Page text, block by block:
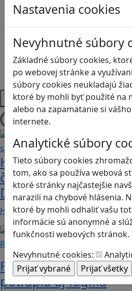
Nastavenia cookies
Nevyhnutné súbory
Základné súbory cookies,
po webovej stránke a
súbory cookies neukladajú
ktoré by mohli byť použité na
alebo na zapamätanie si
internete.
Analytické súbory
Tieto súbory cookies
tom, ako sa používa webová
ktoré stránky najčastejšie
narazili na chybové hlásenia.
ktoré by mohli odhaliť vašu
informácie sú anonymné a
funkčnosti webových stránok.
Nevyhnutné cookies:
Ľudské práva a tolerancia
Motorika a koncentrácia
Programovanie/Technika
Sociálne zručnosti a
Strategické myslenie
Zdravie a pohyb
Platformy
Načítam blogy
Heritage Quest AR:
časov, keď Rímska
Dunaj
Heritage Quest AR je mobilná
Recenzie
Rébusy sú
potrápia aj logiku